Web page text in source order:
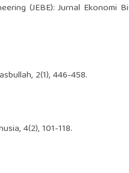
(JEBE): Jurnal Ekonomi
2(1), 446-458.
4(2), 101-118.